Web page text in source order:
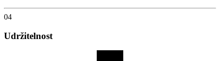
04
Udržitelnost